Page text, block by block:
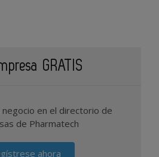
GRATIS
negocio en el directorio de
de Pharmatech
ahora